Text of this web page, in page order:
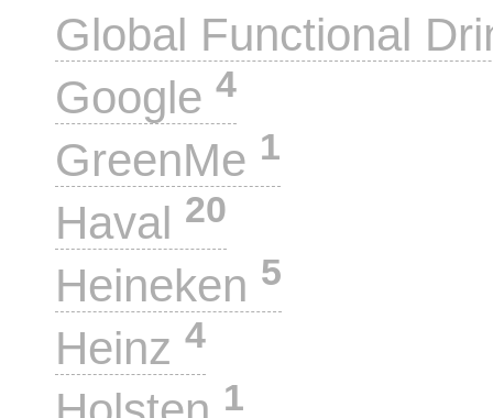
Global Functional
Google 4
GreenMe 1
Haval 20
Heineken 5
Heinz 4
1